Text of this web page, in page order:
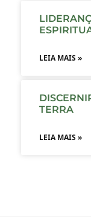
LEIA MAIS »
TERRA
LEIA MAIS »